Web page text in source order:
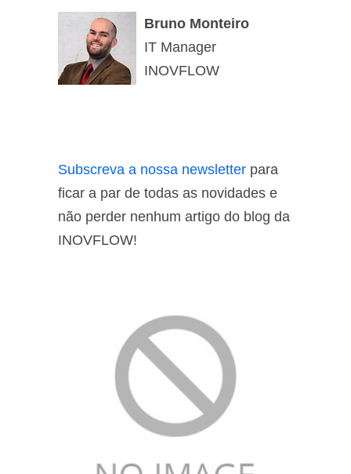
Bruno Monteiro
IT Manager
INOVFLOW
Subscreva a nossa newsletter para
ficar a par de todas as novidades e
não perder nenhum artigo do blog da
INOVFLOW!